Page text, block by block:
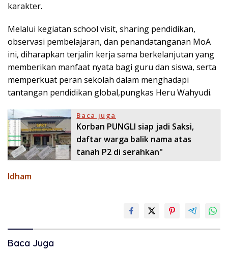
karakter.
Melalui kegiatan school visit, sharing pendidikan,
observasi pembelajaran, dan penandatanganan MoA
ini, diharapkan terjalin kerja sama berkelanjutan yang
memberikan manfaat nyata bagi guru dan siswa, serta
memperkuat peran sekolah dalam menghadapi
tantangan pendidikan global,pungkas Heru Wahyudi.
Baca juga
Korban PUNGLI siap jadi Saksi,
daftar warga balik nama atas
tanah P2 di serahkan"
Idham
Baca Juga